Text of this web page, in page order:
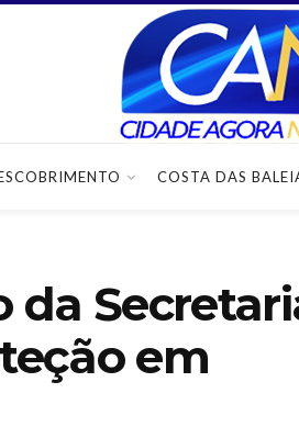
COSTA DAS
da
em